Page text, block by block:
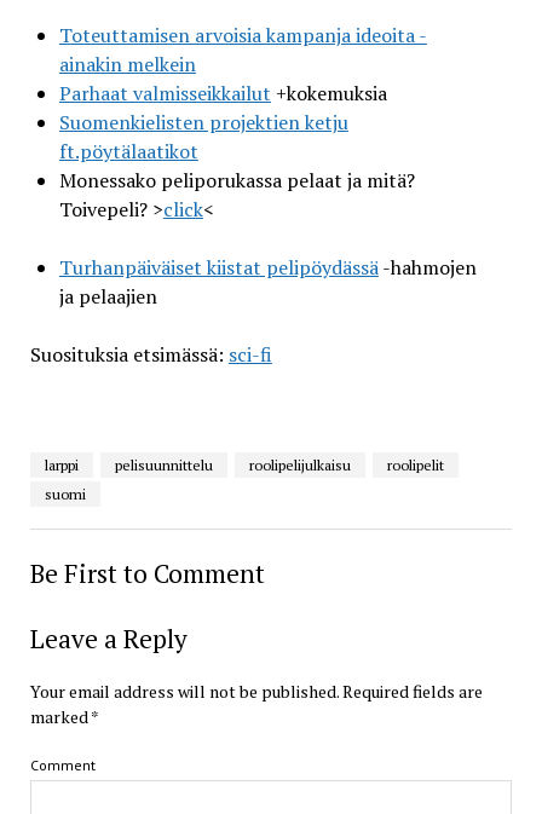
Toteuttamisen arvoisia kampanja ideoita -
ainakin melkein
Parhaat valmisseikkailut +kokemuksia
Suomenkielisten projektien ketju
ft.pöytälaatikot
Monessako peliporukassa pelaat ja mitä?
Toivepeli? >click<
Turhanpäiväiset kiistat pelipöydässä-hahmojen
ja pelaajien
Suosituksia etsimässä: sci-fi
larppi pelisuunnittelu roolipelijulkaisu
roolipelit
suomi
Be First to Comment
Leave a Reply
Your email address will not be published.Required fields are
marked*
Comment